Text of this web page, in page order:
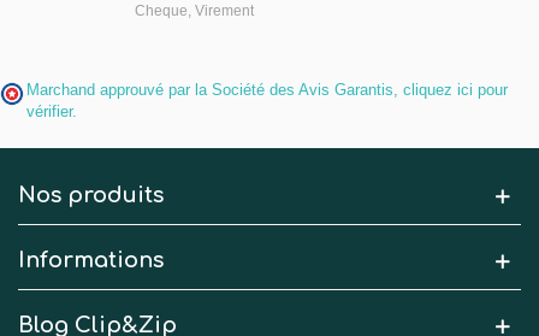
Cheque, Virement
Marchand approuvé par la Société des Avis Garantis, cliquez ici pour
vérifier.
Nos produits
Informations
Blog Clip&Zip